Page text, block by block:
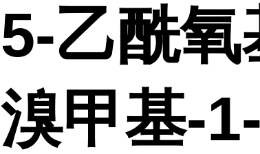
5-乙酰
溴甲基-